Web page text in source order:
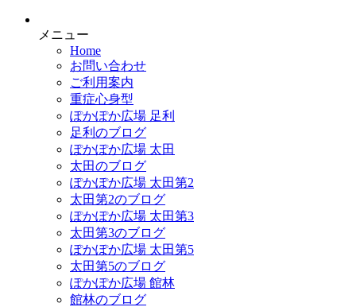
メニュー
Home
お問い合わせ
ご利用案内
重症心身型
ぽかぽか広場 足利
足利のブログ
ぽかぽか広場 太田
太田のブログ
ぽかぽか広場 太田第2
太田第2のブログ
ぽかぽか広場 太田第3
太田第3のブログ
ぽかぽか広場 太田第5
太田第5のブログ
ぽかぽか広場 館林
館林のブログ